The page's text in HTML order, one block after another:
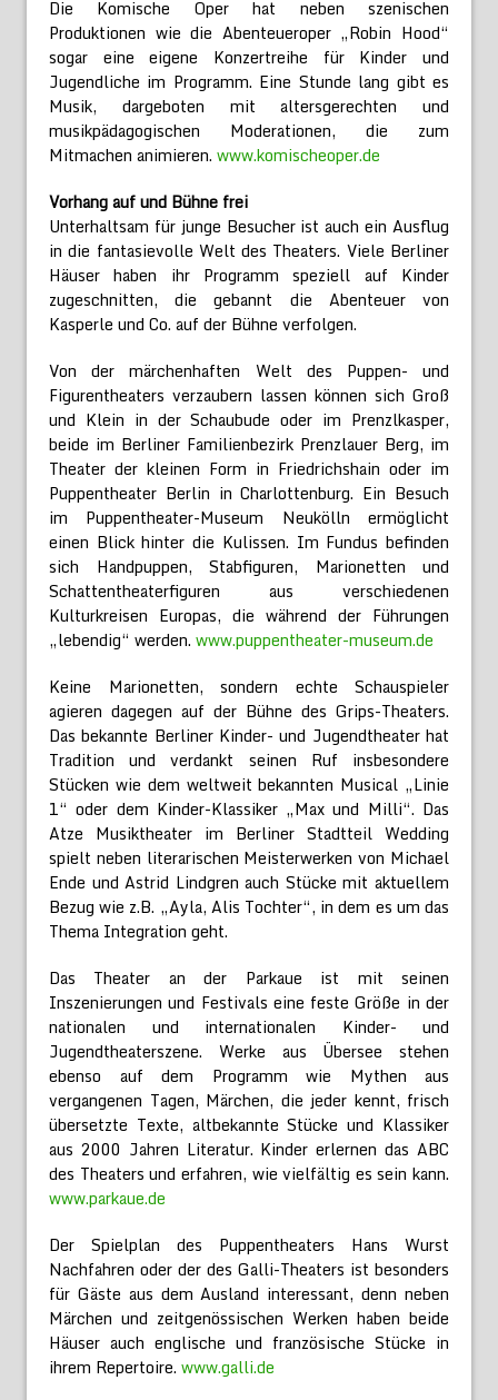
Die Komische Oper hat neben szenischen
Produktionen wie die Abenteueroper „Robin Hood“
sogar eine eigene Konzertreihe für Kinder und
Jugendliche im Programm. Eine Stunde lang gibt es
Musik, dargeboten mit altersgerechten und
musikpädagogischen Moderationen, die zum
Mitmachen animieren. www.komischeoper.de
Vorhang auf und Bühne frei
Unterhaltsam für junge Besucher ist auch ein Ausflug
in die fantasievolle Welt des Theaters. Viele Berliner
Häuser haben ihr Programm speziell auf Kinder
zugeschnitten, die gebannt die Abenteuer von
Kasperle und Co. auf der Bühne verfolgen.
Von der märchenhaften Welt des Puppen- und
Figurentheaters verzaubern lassen können sich Groß
und Klein in der Schaubude oder im Prenzlkasper,
beide im Berliner Familienbezirk Prenzlauer Berg, im
Theater der kleinen Form in Friedrichshain oder im
Puppentheater Berlin in Charlottenburg. Ein Besuch
im Puppentheater-Museum Neukölln ermöglicht
einen Blick hinter die Kulissen. Im Fundus befinden
sich Handpuppen, Stabfiguren, Marionetten und
Schattentheaterfiguren aus verschiedenen
Kulturkreisen Europas, die während der Führungen
„lebendig“ werden. www.puppentheater-museum.de
Keine Marionetten, sondern echte Schauspieler
agieren dagegen auf der Bühne des Grips-Theaters.
Das bekannte Berliner Kinder- und Jugendtheater hat
Tradition und verdankt seinen Ruf insbesondere
Stücken wie dem weltweit bekannten Musical „Linie
1“ oder dem Kinder-Klassiker „Max und Milli“. Das
Atze Musiktheater im Berliner Stadtteil Wedding
spielt neben literarischen Meisterwerken von Michael
Ende und Astrid Lindgren auch Stücke mit aktuellem
Bezug wie z.B. „Ayla, Alis Tochter“, in dem es um das
Thema Integration geht.
Das Theater an der Parkaue ist mit seinen
Inszenierungen und Festivals eine feste Größe in der
nationalen und internationalen Kinder- und
Jugendtheaterszene. Werke aus Übersee stehen
ebenso auf dem Programm wie Mythen aus
vergangenen Tagen, Märchen, die jeder kennt, frisch
übersetzte Texte, altbekannte Stücke und Klassiker
aus 2000 Jahren Literatur. Kinder erlernen das ABC
des Theaters und erfahren, wie vielfältig es sein kann.
www.parkaue.de
Der Spielplan des Puppentheaters Hans Wurst
Nachfahren oder der des Galli-Theaters ist besonders
für Gäste aus dem Ausland interessant, denn neben
Märchen und zeitgenössischen Werken haben beide
Häuser auch englische und französische Stücke in
ihrem Repertoire. www.galli.de